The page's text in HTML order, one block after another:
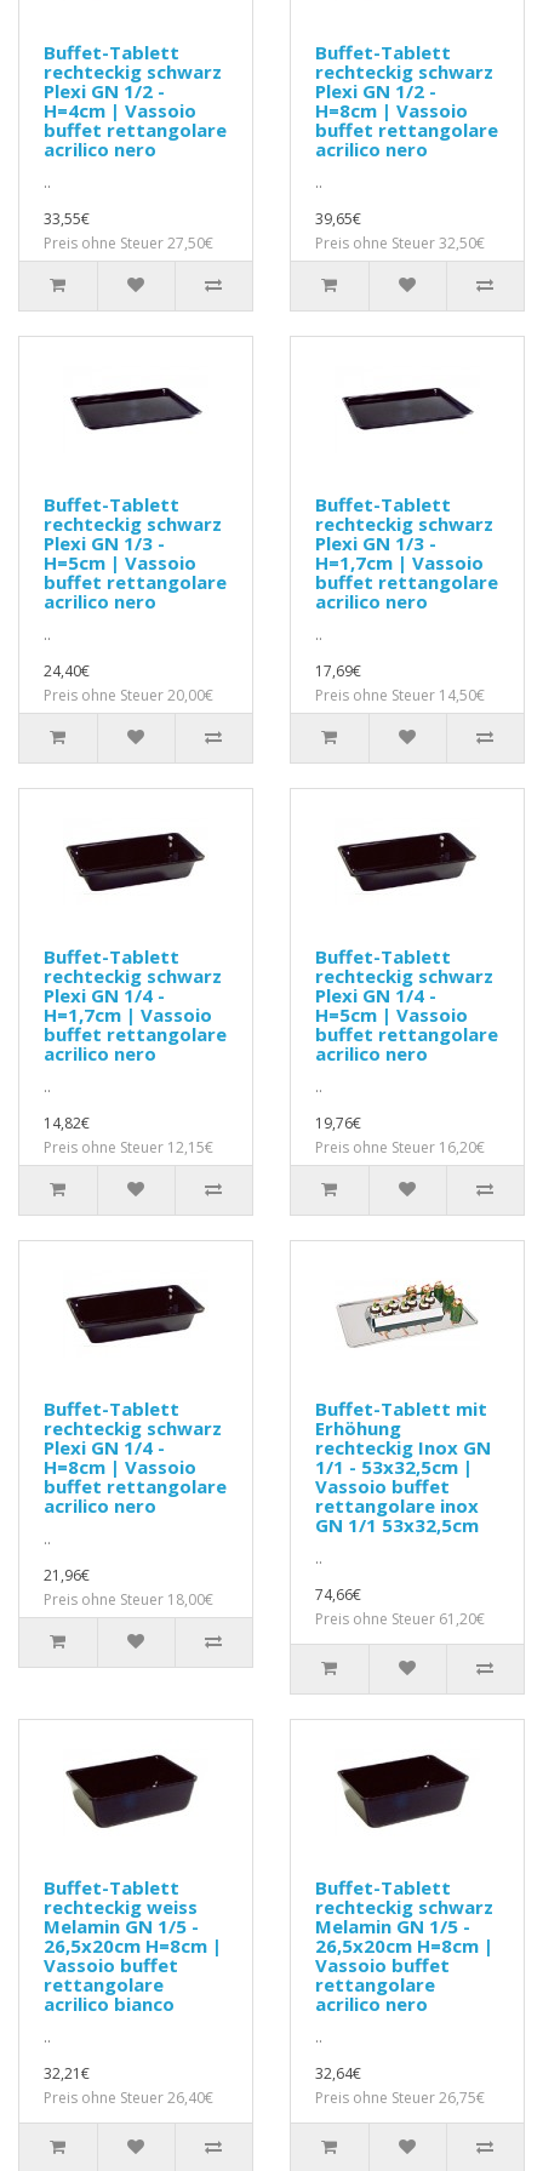
Buffet-Tablett
rechteckig schwarz
Plexi GN 1/2 -
H=4cm | Vassoio
buffet rettangolare
acrilico nero
..
33,55€
Preis ohne Steuer 27,50€
Buffet-Tablett
rechteckig schwarz
Plexi GN 1/2 -
H=8cm | Vassoio
buffet rettangolare
acrilico nero
..
39,65€
Preis ohne Steuer 32,50€
Buffet-Tablett
rechteckig schwarz
Plexi GN 1/3 -
H=5cm | Vassoio
buffet rettangolare
acrilico nero
..
24,40€
Preis ohne Steuer 20,00€
Buffet-Tablett
rechteckig schwarz
Plexi GN 1/3 -
H=1,7cm | Vassoio
buffet rettangolare
acrilico nero
..
17,69€
Preis ohne Steuer 14,50€
Buffet-Tablett
rechteckig schwarz
Plexi GN 1/4 -
H=1,7cm | Vassoio
buffet rettangolare
acrilico nero
..
14,82€
Preis ohne Steuer 12,15€
Buffet-Tablett
rechteckig schwarz
Plexi GN 1/4 -
H=5cm | Vassoio
buffet rettangolare
acrilico nero
..
19,76€
Preis ohne Steuer 16,20€
Buffet-Tablett
rechteckig schwarz
Plexi GN 1/4 -
H=8cm | Vassoio
buffet rettangolare
acrilico nero
..
21,96€
Preis ohne Steuer 18,00€
Buffet-Tablett mit
Erhöhung
rechteckig Inox GN
1/1 - 53x32,5cm |
Vassoio buffet
rettangolare inox
GN 1/1 53x32,5cm
..
74,66€
Preis ohne Steuer 61,20€
Buffet-Tablett
rechteckig weiss
Melamin GN 1/5 -
26,5x20cm H=8cm |
Vassoio buffet
rettangolare
acrilico bianco
..
32,21€
Preis ohne Steuer 26,40€
Buffet-Tablett
rechteckig schwarz
Melamin GN 1/5 -
26,5x20cm H=8cm |
Vassoio buffet
rettangolare
acrilico nero
..
32,64€
Preis ohne Steuer 26,75€